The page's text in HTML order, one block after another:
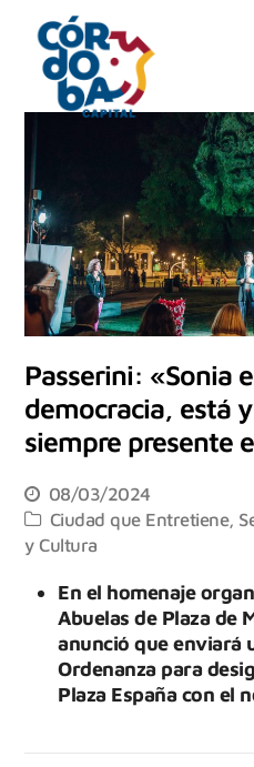
Passerini: «Sonia
democracia, está
siempre presente
08/03/2024
Ciudad que Entretiene,
y Cultura
En el homenaje
Abuelas de Plaza de
anunció que enviará
Ordenanza para
Plaza España con el